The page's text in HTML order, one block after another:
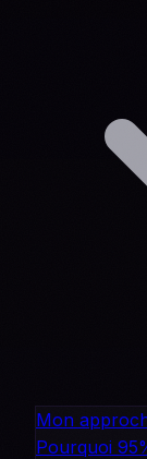
Mon
Pourquoi